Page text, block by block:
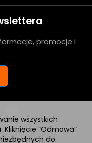
promocje i
wszystkich
“Odmowa”
do